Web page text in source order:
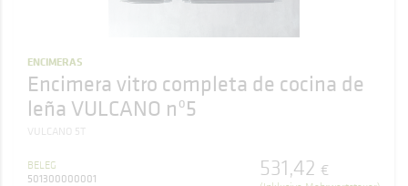
ENCIMERAS
Encimera vitro completa de cocina de
leña VULCANO nº5
VULCANO 5T
BELEG
501300000001
531,42 €